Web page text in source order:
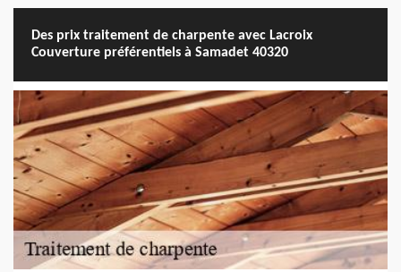
Des prix traitement de charpente avec Lacroix
Couverture préférentiels à Samadet 40320